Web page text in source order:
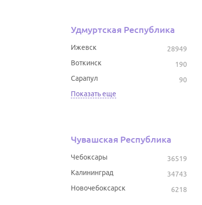
Удмуртская Республика
28949
Ижевск
190
Воткинск
90
Сарапул
Показать еще
Чувашская Республика
36519
Чебоксары
34743
Калининград
6218
Новочебоксарск